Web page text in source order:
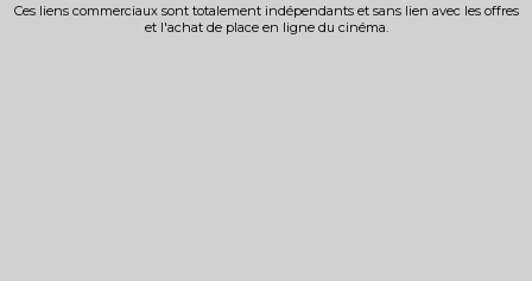
Ces liens commerciaux sont totalement indépendants et sans lien avec les offres
et l'achat de place en ligne du cinéma.